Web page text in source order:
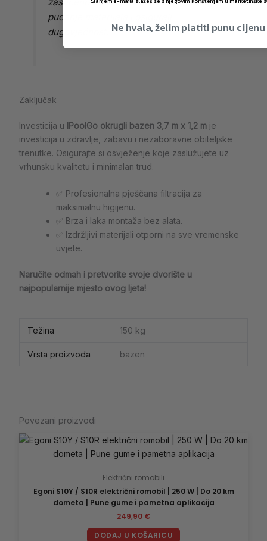
pucanje materijala i osigurali
dugovječnost.
Zaključak
Investicija u IPoolGo okrugli bazen 3,7 m x 1,2 m je
investicija u zdravlje, zabavu i nezaboravne obiteljske
trenutke. Osigurajte si osvježenje koje zaslužujete uz
vrhunsku kvalitetu i minimalan trud.
✅ Profesionalna pješčana filtracija za
maksimalnu higijenu.
✅ Brza i laka montaža bez alata.
✅ Izdržljivi materijali otporni na sve vremenske
uvjete.
Naručite odmah i pretvorite svoje dvorište u
najpopularnije mjesto ovog ljeta!
Težina 150 kg
Vrsta proizvoda bazen
Povezani proizvodi
Električni romobili
Egoni S10Y / S10R električni romobil | 250 W | Do 20 km
dometa | Pune gume i pametna aplikacija
249,90 €
DODAJ U KOŠARICU
Ne hvala, želim platiti punu cijenu